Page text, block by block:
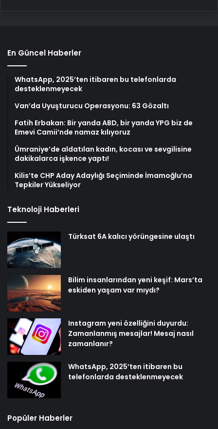
En Güncel Haberler
WhatsApp, 2025’ten itibaren bu telefonlarda
desteklenmeyecek
Van’da Uyuşturucu Operasyonu: 63 Gözaltı
Fatih Erbakan: Bir yanda ABD, bir yanda YPG biz de
Emevi Camii’nde namaz kılıyoruz
Ümraniye’de aldatılan kadın, kocası ve sevgilisine
dakikalarca işkence yaptı!
Kilis’te CHP Aday Adaylığı Seçiminde İmamoğlu’na
Tepkiler Yükseliyor
Teknoloji Haberleri
Türksat 6A kalıcı yörüngesine ulaştı
Bilim insanlarından yeni keşif: Mars’ta
eskiden yaşam var mıydı?
Instagram yeni özelliğini duyurdu:
Zamanlanmış mesajlar! Mesaj nasıl
zamanlanır?
WhatsApp, 2025’ten itibaren bu
telefonlarda desteklenmeyecek
Popüler Haberler